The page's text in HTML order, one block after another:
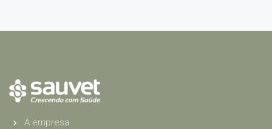
A empresa